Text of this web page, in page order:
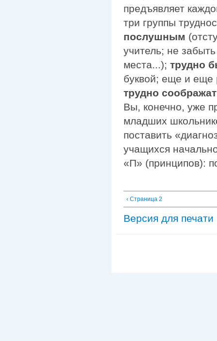
предъявляет
три группы
послушным
учитель; не
места...); трудно
буквой; еще и еще
трудно
Вы, конечно, уже
младших
поставить
учащихся
«П» (принципов):
‹ Страница 2
Версия для печати